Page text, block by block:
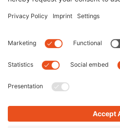
Next Previous
Letzte Posts
50 Jahre Porsche Design:
Die perfekte Festival-
Die 9 besten